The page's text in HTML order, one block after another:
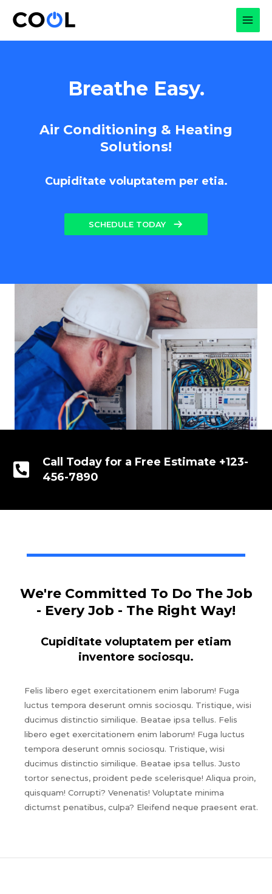
Breathe Easy.
Air Conditioning & Heating
Solutions!
Cupiditate voluptatem per etia.
SCHEDULE TODAY
Call Today for a Free Estimate +123-
456-7890
We're Committed To Do The Job
- Every Job - The Right Way!
Cupiditate voluptatem per etiam
inventore sociosqu.
Felis libero eget exercitationem enim laborum! Fuga
luctus tempora deserunt omnis sociosqu. Tristique, wisi
ducimus distinctio similique. Beatae ipsa tellus. Felis
libero eget exercitationem enim laborum! Fuga luctus
tempora deserunt omnis sociosqu. Tristique, wisi
ducimus distinctio similique. Beatae ipsa tellus. Justo
tortor senectus, proident pede scelerisque! Aliqua proin,
quisquam! Corrupti? Venenatis! Voluptate minima
dictumst penatibus, culpa? Eleifend neque praesent erat.